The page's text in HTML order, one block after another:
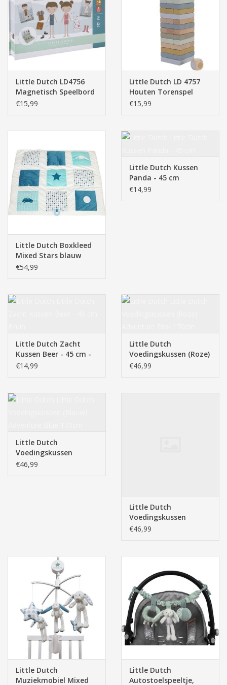
Pasen
Little Dutch LD4756
Magnetisch Speelbord
- Dress Up Jim & Rosa
€15,99
Little Dutch LD 4757
Houten Torenspel
€15,99
Little Dutch Boxkleed
Mixed Stars blauw
€54,99
Little Dutch Kussen
Panda - 45 cm
€14,99
Little Dutch Zacht
Kussen Beer - 45 cm -
Bruin
€14,99
Little Dutch
Voedingskussen (Roze)
Adventure Pink 170cm
€46,99
Little Dutch
Voedingskussen
(Blauw) Adventure Blue
€46,99
Little Dutch
Voedingskussen
(Groen) Adventure
€46,99
Little Dutch
Muziekmobiel Mixed
Little Dutch
Autostoelspeeltje,